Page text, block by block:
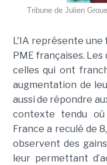
Tribune de Julien
L'IA représente
PME françaises.
celles qui ont
augmentation de
aussi de répondre
contexte tendu
France a reculé de
observent des
leur permettant